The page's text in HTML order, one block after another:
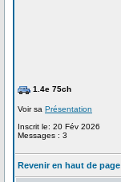
1.4e 75ch
Voir sa Présentation
Inscrit le: 20 Fév 2026
Messages : 3
Revenir en haut de page